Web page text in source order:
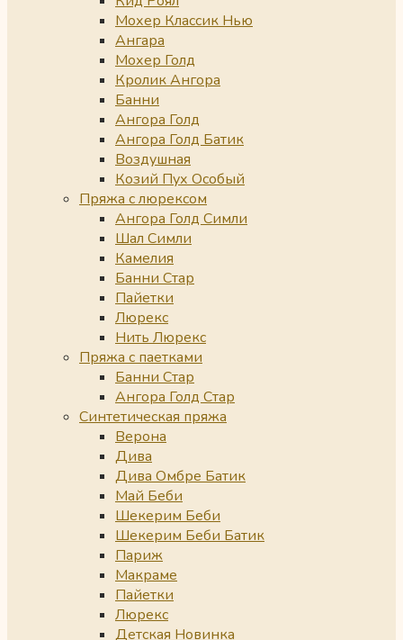
Мохер Классик Нью
Ангара
Мохер Голд
Кролик Ангора
Банни
Ангора Голд
Ангора Голд Батик
Воздушная
Козий Пух Особый
Пряжа с люрексом
Ангора Голд Симли
Шал Симли
Камелия
Банни Стар
Пайетки
Люрекс
Нить Люрекс
Пряжа с паетками
Банни Стар
Ангора Голд Стар
Синтетическая пряжа
Верона
Дива
Дива Омбре Батик
Май Беби
Шекерим Беби
Шекерим Беби Батик
Париж
Макраме
Пайетки
Люрекс
Детская Новинка